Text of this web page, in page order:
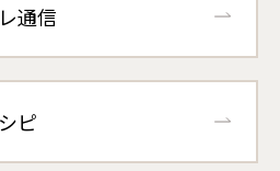
通信
ピ